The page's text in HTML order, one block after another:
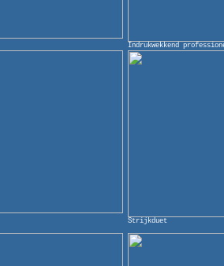
Indrukwekkend
Strijkduet